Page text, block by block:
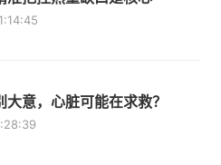
意，心脏可能在求救？